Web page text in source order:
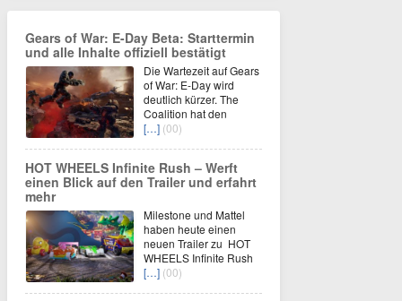
Gears of War: E-Day Beta: Starttermin
und alle Inhalte offiziell bestätigt
Die Wartezeit auf Gears
of War: E-Day wird
deutlich kürzer. The
Coalition hat den
[…] (00)
HOT WHEELS Infinite Rush – Werft
einen Blick auf den Trailer und erfahrt
mehr
Milestone und Mattel
haben heute einen
neuen Trailer zu HOT
WHEELS Infinite Rush
[…] (00)